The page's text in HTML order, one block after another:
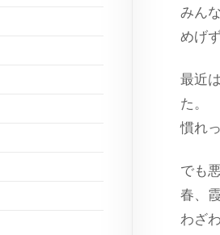
みん
めげ
最近
た。
慣れ
でも
春、
わざ